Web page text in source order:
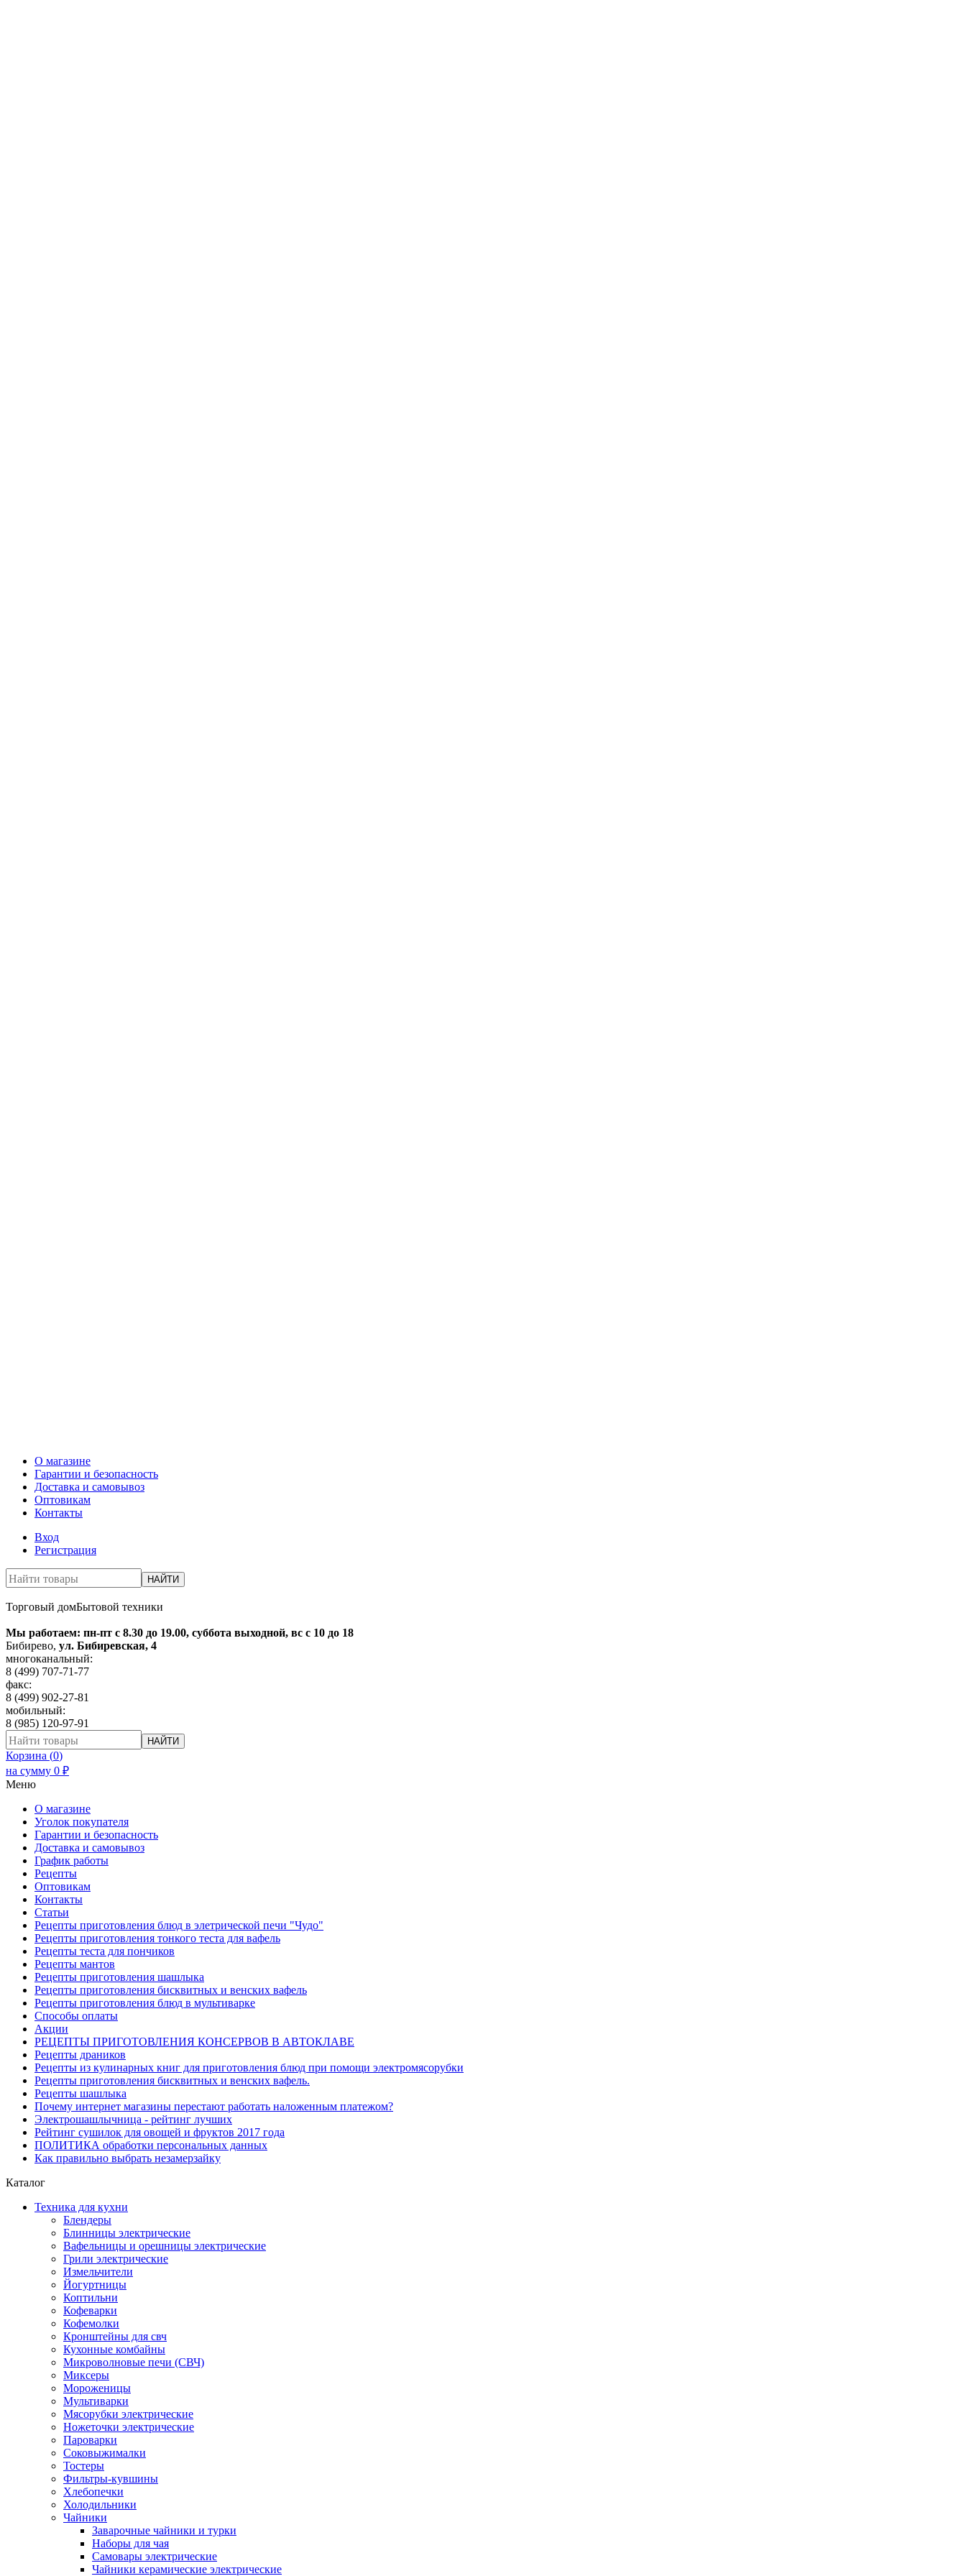
О магазине
Гарантии и безопасность
Доставка и самовывоз
Оптовикам
Контакты
Вход
Регистрация
НАЙТИ
Торговый домБытовой техники
Мы работаем: пн-пт с 8.30 до 19.00, суббота выходной, вс с 10 до 18
Бибирево, ул. Бибиревская, 4
многоканальный:
8 (499) 707-71-77
факс:
8 (499) 902-27-81
мобильный:
8 (985) 120-97-91
НАЙТИ
Корзина (0)
на сумму 0 ₽
Меню
О магазине
Уголок покупателя
Гарантии и безопасность
Доставка и самовывоз
График работы
Рецепты
Оптовикам
Контакты
Статьи
Рецепты приготовления блюд в элетрической печи "Чудо"
Рецепты приготовления тонкого теста для вафель
Рецепты теста для пончиков
Рецепты мантов
Рецепты приготовления шашлыка
Рецепты приготовления бисквитных и венских вафель
Рецепты приготовления блюд в мультиварке
Способы оплаты
Акции
РЕЦЕПТЫ ПРИГОТОВЛЕНИЯ КОНСЕРВОВ В АВТОКЛАВЕ
Рецепты драников
Рецепты из кулинарных книг для приготовления блюд при помощи электромясорубки
Рецепты приготовления бисквитных и венских вафель.
Рецепты шашлыка
Почему интернет магазины перестают работать наложенным платежом?
Электрошашлычница - рейтинг лучших
Рейтинг сушилок для овощей и фруктов 2017 года
ПОЛИТИКА обработки персональных данных
Как правильно выбрать незамерзайку
Каталог
Техника для кухни
Блендеры
Блинницы электрические
Вафельницы и орешницы электрические
Грили электрические
Измельчители
Йогуртницы
Коптильни
Кофеварки
Кофемолки
Кронштейны для свч
Кухонные комбайны
Микроволновые печи (СВЧ)
Миксеры
Мороженицы
Мультиварки
Мясорубки электрические
Ножеточки электрические
Пароварки
Соковыжималки
Тостеры
Фильтры-кувшины
Хлебопечки
Холодильники
Чайники
Заварочные чайники и турки
Наборы для чая
Самовары электрические
Чайники керамические электрические